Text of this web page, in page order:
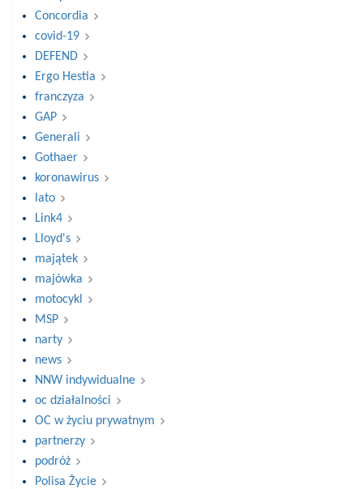
Concordia
covid-19
DEFEND
Ergo Hestia
franczyza
GAP
Generali
Gothaer
koronawirus
lato
Link4
Lloyd's
majątek
majówka
motocykl
MSP
narty
news
NNW indywidualne
oc działalności
OC w życiu prywatnym
partnerzy
podróż
Polisa Życie